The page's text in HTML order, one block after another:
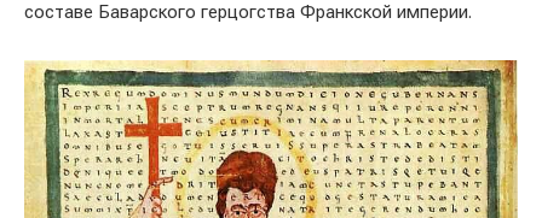
составе Баварского герцогства Франкской империи.